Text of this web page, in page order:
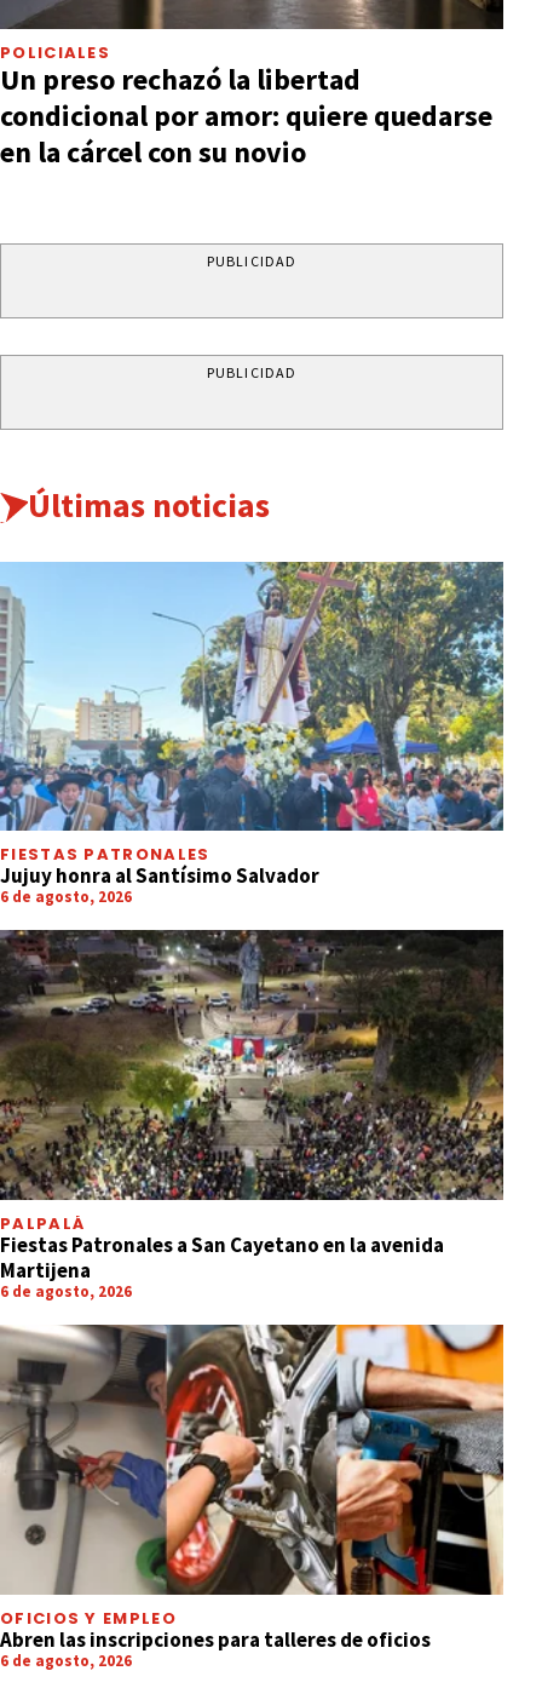
POLICIALES
Un preso rechazó la libertad
condicional por amor: quiere quedarse
en la cárcel con su novio
PUBLICIDAD
PUBLICIDAD
Últimas noticias
FIESTAS PATRONALES
Jujuy honra al Santísimo Salvador
6 de agosto, 2026
PALPALÁ
Fiestas Patronales a San Cayetano en la avenida
Martijena
6 de agosto, 2026
OFICIOS Y EMPLEO
Abren las inscripciones para talleres de oficios
6 de agosto, 2026